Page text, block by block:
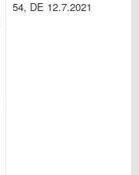
54, DE 12.7.2021